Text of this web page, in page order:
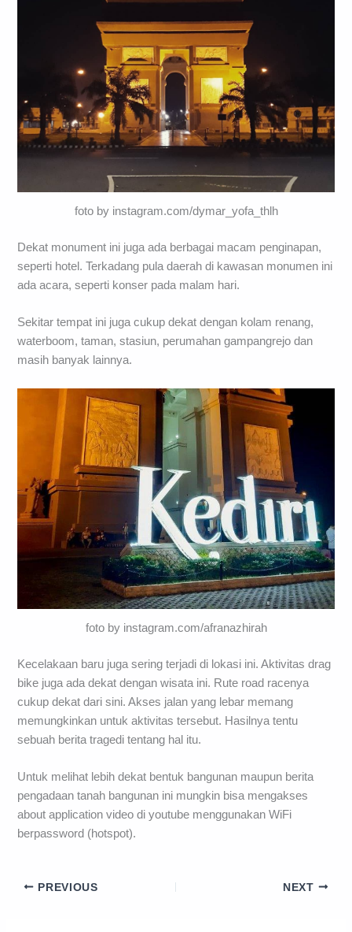
foto by instagram.com/dymar_yofa_thlh
Dekat monument ini juga ada berbagai macam penginapan,
seperti hotel. Terkadang pula daerah di kawasan monumen ini
ada acara, seperti konser pada malam hari.
Sekitar tempat ini juga cukup dekat dengan kolam renang,
waterboom, taman, stasiun, perumahan gampangrejo dan
masih banyak lainnya.
foto by instagram.com/afranazhirah
Kecelakaan baru juga sering terjadi di lokasi ini. Aktivitas drag
bike juga ada dekat dengan wisata ini. Rute road racenya
cukup dekat dari sini. Akses jalan yang lebar memang
memungkinkan untuk aktivitas tersebut. Hasilnya tentu
sebuah berita tragedi tentang hal itu.
Untuk melihat lebih dekat bentuk bangunan maupun berita
pengadaan tanah bangunan ini mungkin bisa mengakses
about application video di youtube menggunakan WiFi
berpassword (hotspot).
PREVIOUS NEXT